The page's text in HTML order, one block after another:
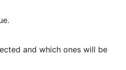
and which ones will be